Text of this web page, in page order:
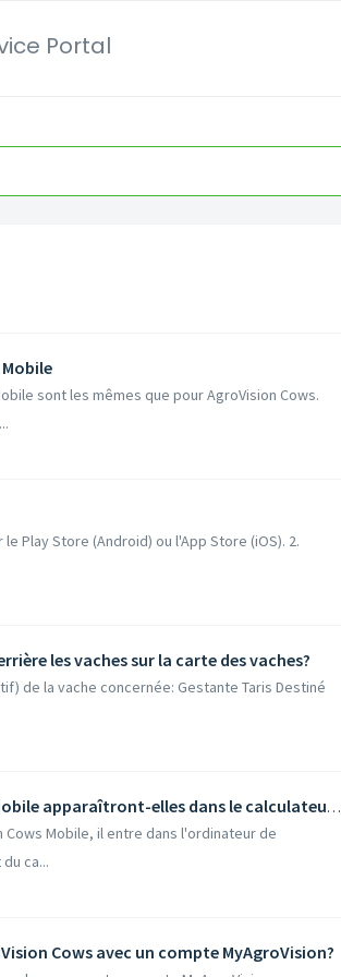
Portal
sont les mêmes que pour AgroVision Cows.
Play Store (Android) ou l'App Store (iOS). 2.
les vaches sur la carte des vaches?
de la vache concernée: Gestante Taris Destiné
Quand mes entrées dans AgroVision Cows Mobile apparaîtront-elles dans le calculateur d'alimentation?
Mobile, il entre dans l'ordinateur de
ca...
Cows avec un compte MyAgroVision?